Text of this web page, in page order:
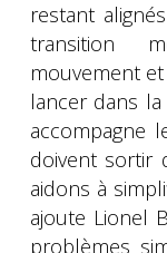
restant
transition
mouvement
lancer dans
accompagne
doivent sortir
aidons à
ajoute Lionel
problèmes